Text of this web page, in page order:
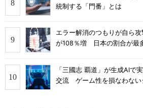
統制する「門番」とは
エラー解消のつもりが自ら攻
が108％増 日本の割合が最
「三國志 覇道」が生成AIで
交流 ゲーム性を損なわない